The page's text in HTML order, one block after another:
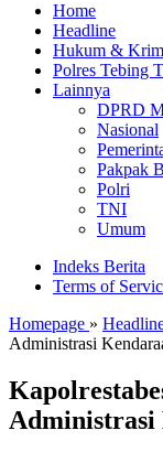
Home
Headline
Hukum &
Polres Tebing
Lainnya
DPRD
Nasional
Pakpak
Polri
TNI
Umum
Indeks Berita
Terms of
Homepage »
Administrasi
Administrasi